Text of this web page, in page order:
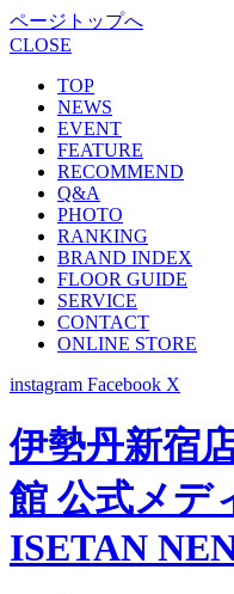
ページトップへ
CLOSE
TOP
NEWS
EVENT
FEATURE
RECOMMEND
Q&A
PHOTO
RANKING
BRAND INDEX
FLOOR GUIDE
SERVICE
CONTACT
ONLINE STORE
instagram Facebook X
伊勢丹新宿
館 公式メデ
ISETAN